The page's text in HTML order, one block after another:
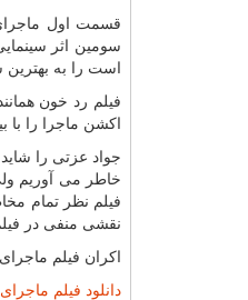
قسمت اول ماجرای
سومین اثر
است را به
اکشن ماجرا را با
جواد عزتی را
خاطر می آوریم
نقشی منفی در
اکران فیلم
دانلود فیلم ماجرای